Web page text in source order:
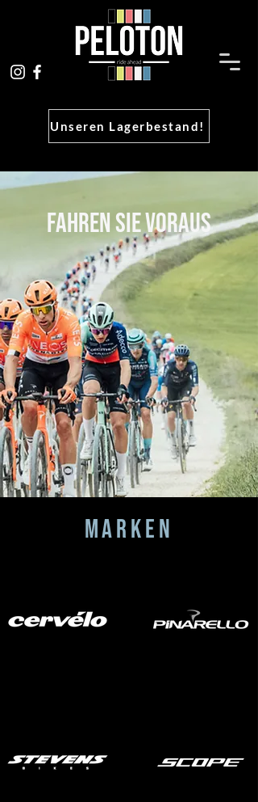
Unseren Lagerbestand!
FAHREN SIE VORAUS
MARKEN